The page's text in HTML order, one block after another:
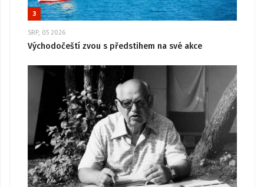
3
SRP, 05 2026
Východočeští zvou s předstihem na své akce